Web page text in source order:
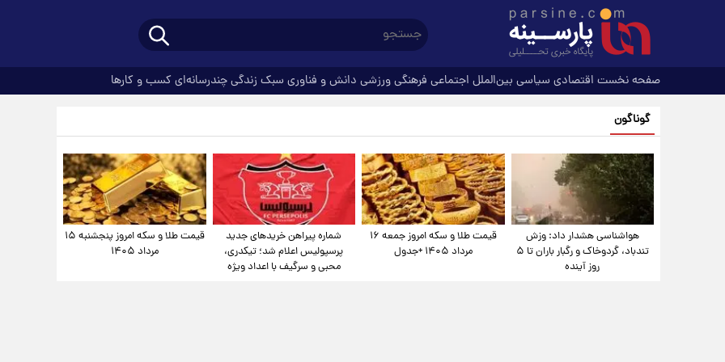
صفحه نخست اقتصادی سیاسی بین‌الملل اجتماعی فرهنگیورزشی دانش و فناوری سبک زندگیچندرسانه‌ای کسب و کارها
گوناگون
هواشناسی هشدار داد: وزش
تندباد، گردوخاک و رگبار باران تا ۵
روز آینده
قیمت طلا و سکه امروز جمعه ۱۶
مرداد ۱۴۰۵ +جدول
شماره پیراهن خریدهای جدید
پرسپولیس اعلام شد؛ تیکدری،
محبی و سرگیف با اعداد ویژه
قیمت طلا و سکه امروز پنجشنبه ۱۵
مرداد ۱۴۰۵